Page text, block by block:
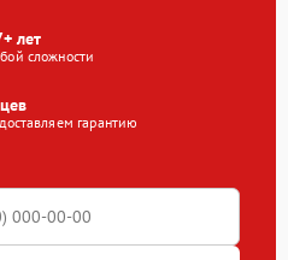
лет
сложности
гарантию